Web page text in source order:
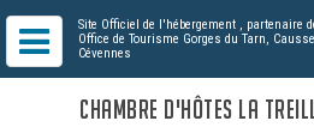
Site Officiel de l'hébergement , partenaire
Office de Tourisme Gorges du Tarn,
Cévennes
CHAMBRE D'HÔTES LA